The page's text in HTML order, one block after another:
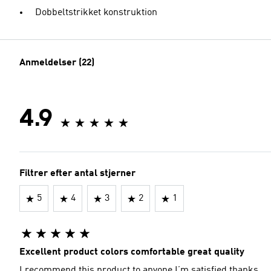
Dobbeltstrikket konstruktion
Anmeldelser (22)
4.9
Filtrer efter antal stjerner
5 4 3 2 1
Excellent product colors comfortable great quality